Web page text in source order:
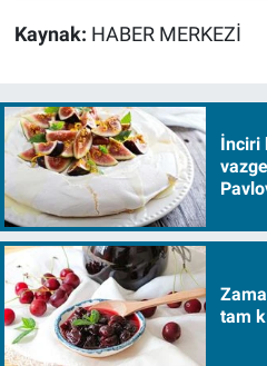
Kaynak: HABER MERKEZİ
İnciri
tam